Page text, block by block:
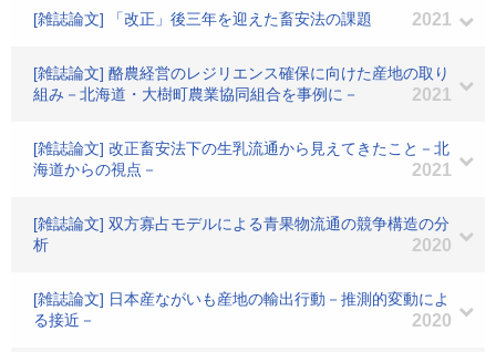
[雑誌論文] 「改正」後三年を迎えた畜安法の課題 2021
[雑誌論文] 酪農経営のレジリエンス確保に向けた産地の取り
組み－北海道・大樹町農業協同組合を事例に－
2021
[雑誌論文] 改正畜安法下の生乳流通から見えてきたこと－北
海道からの視点－
2021
[雑誌論文] 双方寡占モデルによる青果物流通の競争構造の分
析
2020
[雑誌論文] 日本産ながいも産地の輸出行動－推測的変動によ
る接近－
2020